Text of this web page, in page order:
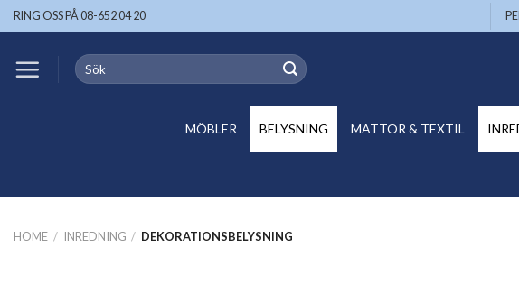
Skip
to
RING OSS PÅ 08-652 04 20
Search
for:
MÖBLER BELYSNING MATTOR & TEXTIL
HOME / INREDNING / DEKORATIONSBELYSNING